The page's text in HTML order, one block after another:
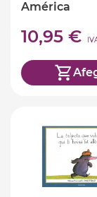
América
10,95 €